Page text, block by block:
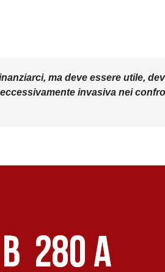
ma deve essere utile,
invasiva nei